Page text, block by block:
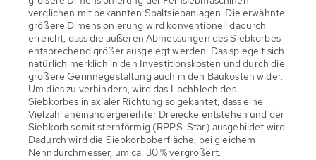
verglichen mit bekannten Spaltsiebanlagen. Die erwähnte
größere Dimensionierung wird konventionell dadurch
erreicht, dass die äußeren Abmessungen des Siebkorbes
entsprechend größer ausgelegt werden. Das spiegelt sich
natürlich merklich in den Investitionskosten und durch die
größere Gerinnegestaltung auch in den Baukosten wider.
Um dies zu verhindern, wird das Lochblech des
Siebkorbes in axialer Richtung so gekantet, dass eine
Vielzahl aneinandergereihter Dreiecke entstehen und der
Siebkorb somit sternförmig (RPPS-Star) ausgebildet wird.
Dadurch wird die Siebkorboberfläche, bei gleichem
Nenndurchmesser, um ca. 30 % vergrößert.